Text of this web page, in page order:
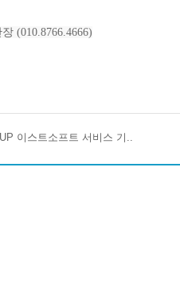
(010.8766.4666)
이스트소프트 서비스 기..